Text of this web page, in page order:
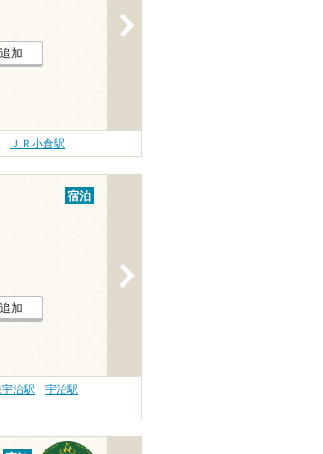
加
ＪＲ小倉駅
宿泊
加
治駅
宇治駅